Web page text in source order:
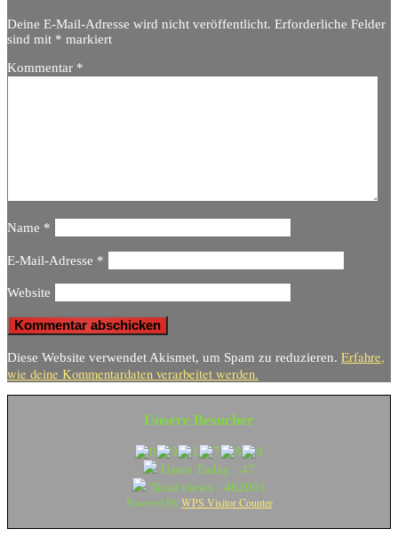
Deine E-Mail-Adresse wird nicht veröffentlicht. Erforderliche Felder
sind mit * markiert
Kommentar *
Name *
E-Mail-Adresse *
Website
Diese Website verwendet Akismet, um Spam zu reduzieren. Erfahre,
wie deine Kommentardaten verarbeitet werden.
Unsere Besucher
Users Today : 47
Total views : 462061
Powered By WPS Visitor Counter